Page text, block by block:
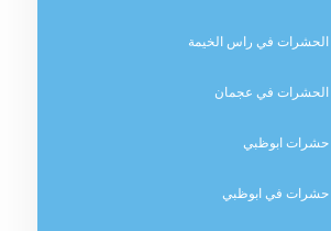
في راس الخيمة
الحشرات في عجمان
حشرات ابوظبي
حشرات في ابوظبي